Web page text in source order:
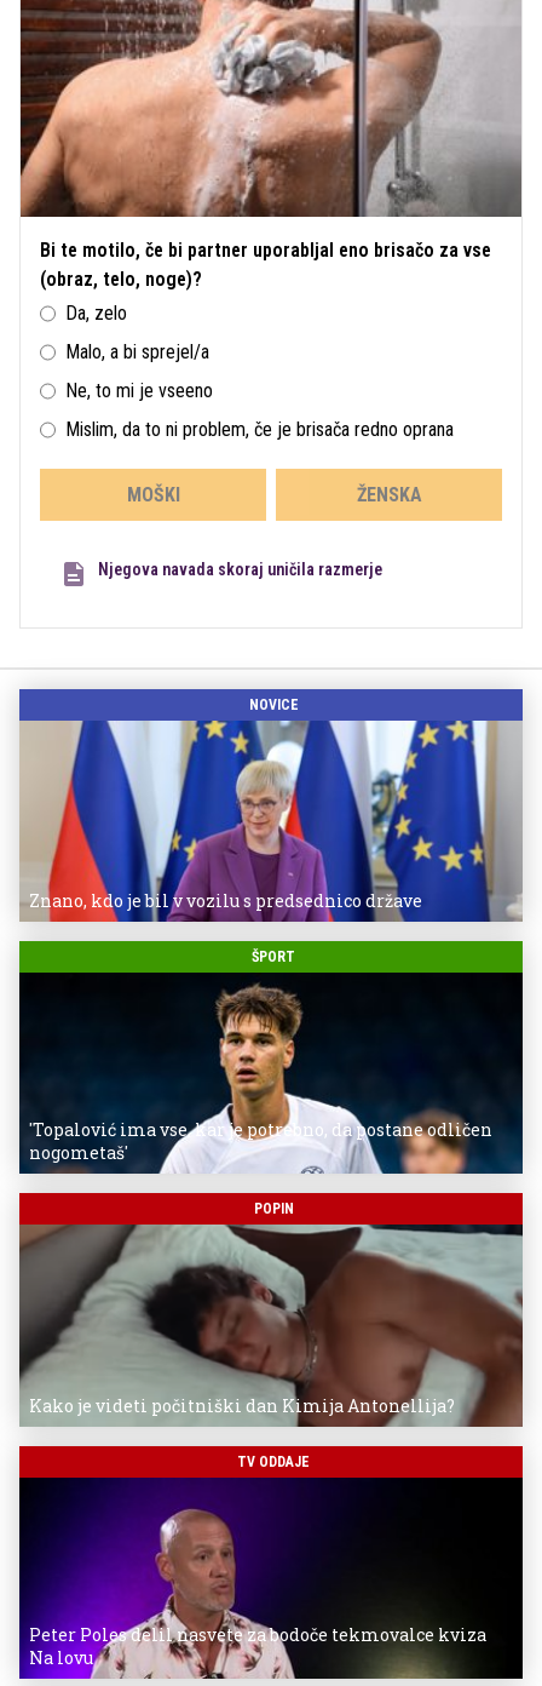
Bi te motilo, če bi partner uporabljal eno brisačo za vse
(obraz, telo, noge)?
Da, zelo
Malo, a bi sprejel/a
Ne, to mi je vseeno
Mislim, da to ni problem, če je brisača redno oprana
MOŠKI ŽENSKA
Njegova navada skoraj uničila razmerje
NOVICE
Znano, kdo je bil v vozilu s predsednico države
ŠPORT
'Topalović ima vse, kar je potrebno, da postane odličen
nogometaš'
POPIN
Kako je videti počitniški dan Kimija Antonellija?
TV ODDAJE
Peter Poles delil nasvete za bodoče tekmovalce kviza
Na lovu